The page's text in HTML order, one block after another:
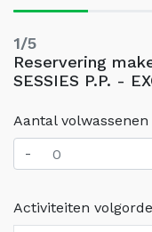
1/5
Reservering
SESSIES P.P. -
Aantal volwassenen
-
Activiteiten volgorde